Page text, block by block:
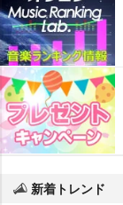
新着トレンド